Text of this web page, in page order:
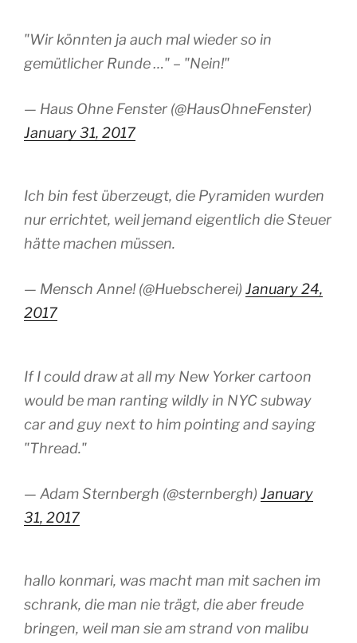
"Wir könnten ja auch mal wieder so in
gemütlicher Runde …" – "Nein!"
— Haus Ohne Fenster (@HausOhneFenster)
January 31, 2017
Ich bin fest überzeugt, die Pyramiden wurden
nur errichtet, weil jemand eigentlich die Steuer
hätte machen müssen.
— Mensch Anne! (@Huebscherei) January 24,
2017
If I could draw at all my New Yorker cartoon
would be man ranting wildly in NYC subway
car and guy next to him pointing and saying
"Thread."
— Adam Sternbergh (@sternbergh) January
31, 2017
hallo konmari, was macht man mit sachen im
schrank, die man nie trägt, die aber freude
bringen, weil man sie am strand von malibu